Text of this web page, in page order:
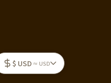
$ USD ≈ USD